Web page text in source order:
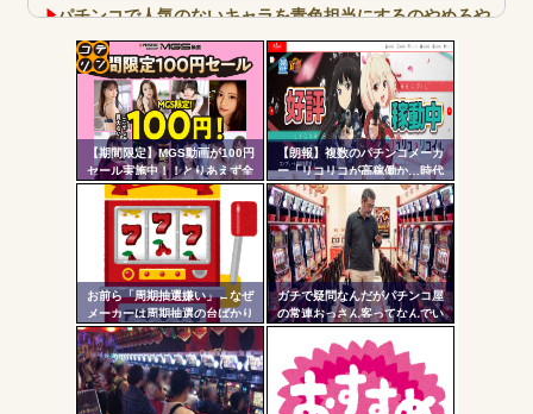
パチンコで人気のないキャラを青色担当にするのやめろや
ワイ、パチンコ屋店員の目の前で会員カードを握り潰し
「今までありがとう」と...
無職のパチンコカス(22)なんやが、ワイの人生どれくらい
ヤバいか教えて？...
AngelBeats!とかいうクソアニメの思い出ｗｗｗ
Powered by livedoor 相互RSS
【期間限定】MGS動画が100円
セール実施中！！とりあえず全
部買うやろｗｗｗｗｗ
【朗報】複数のパチンコメーカ
ー「リコリコが高稼働か…時代
はライトミドルだ！」
お前ら「周期抽選嫌い」←なぜ
メーカーは周期抽選の台ばかり
出すんだ？
ガチで疑問なんだがパチンコ屋
の常連おっさん客ってなんでい
コテ
リン
- 固
定リ
ンク
自動
更新
ツー
ル